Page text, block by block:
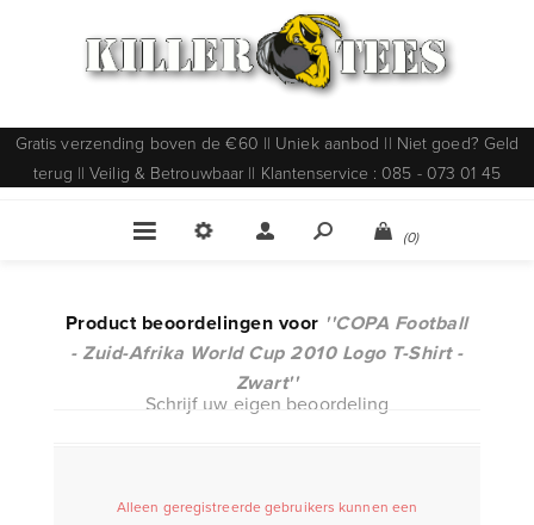
Gratis verzending boven de €60 || Uniek aanbod || Niet goed? Geld
terug || Veilig & Betrouwbaar || Klantenservice : 085 - 073 01 45
(0)
Product beoordelingen voor
COPA Football
- Zuid-Afrika World Cup 2010 Logo T-Shirt -
Zwart
Schrijf uw eigen beoordeling
Alleen geregistreerde gebruikers kunnen een